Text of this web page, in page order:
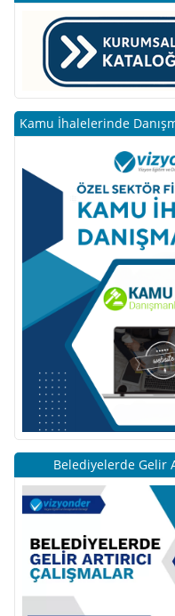
Kamu İhalelerinde
Belediyelerde Gelir